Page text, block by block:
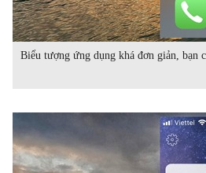
Biểu tượng ứng dụng khá đơn giản, bạn